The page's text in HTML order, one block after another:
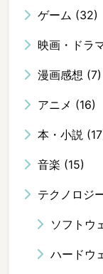
ゲーム (32)
映画・ドラ
漫画感想 (7)
アニメ (16)
本・小説
音楽 (15)
テクノロジ
ソフトウ
ハードウ